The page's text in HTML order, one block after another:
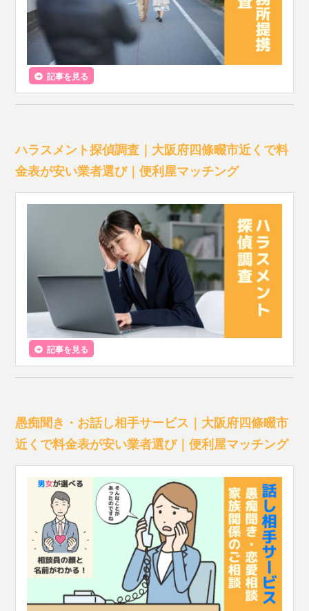
記事を見る
ハラスメント探偵調査｜大阪府四條畷市近くで料
金表が安い業者選び｜便利屋マッチング
記事を見る
愚痴聞き・お話し相手サービス｜大阪府四條畷市
近くで料金表が安い業者選び｜便利屋マッチング